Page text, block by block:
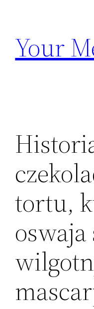
treści
Your
tortu,